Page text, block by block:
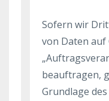
Sofern wir
von Daten auf
beauftragen,
Grundlage des